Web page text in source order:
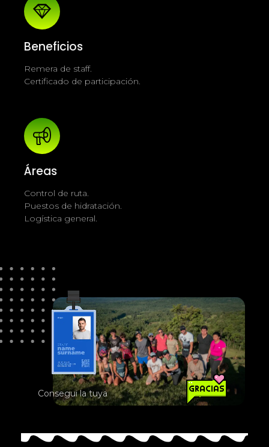
Consegui la tuya
Beneficios
Remera de staff.
Certificado de participación.
Áreas
Control de ruta.
Puestos de hidratación.
Logística general.